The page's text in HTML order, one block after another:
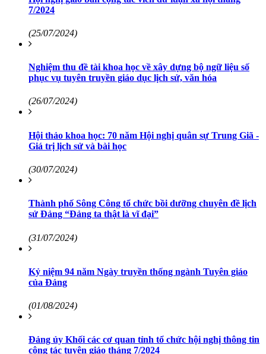
7/2024
(25/07/2024)
Nghiệm thu đề tài khoa học về xây dựng bộ ngữ liệu số
phục vụ tuyên truyền giáo dục lịch sử, văn hóa
(26/07/2024)
Hội thảo khoa học: 70 năm Hội nghị quân sự Trung Giã -
Giá trị lịch sử và bài học
(30/07/2024)
Thành phố Sông Công tổ chức bồi dưỡng chuyên đề lịch
sử Đảng “Đảng ta thật là vĩ đại”
(31/07/2024)
Kỷ niệm 94 năm Ngày truyền thống ngành Tuyên giáo
của Đảng
(01/08/2024)
Đảng ủy Khối các cơ quan tỉnh tổ chức hội nghị thông tin
công tác tuyên giáo tháng 7/2024